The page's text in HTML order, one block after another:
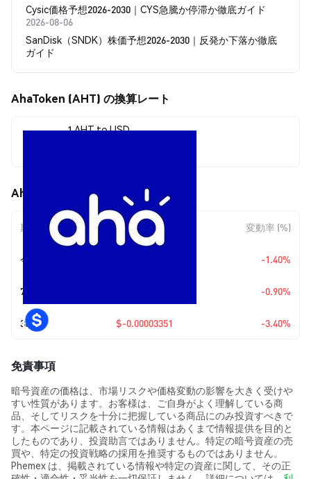
Cysic価格予想2026-2030｜CYS急騰か停滞か徹底ガイド
2026-08-06
SanDisk（SNDK）株価予想2026-2030｜反発か下落か徹底
ガイド
AhaToken (AHT) の換算レート
1 AHT to USD
AhaToken (AHT) の価格変動
期間 金額変動 変動率 (%)
今日 -1.40%
7日 -0.90%
30日 $-0.00003351 -3.40%
免責事項
暗号資産の価格は、市場リスクや価格変動の影響を大きく受けや
すい性質があります。お客様は、ご自身がよく理解している商
品、そしてリスクを十分に把握している商品にのみ投資すべきで
す。本ページに記載されている情報はあくまで情報提供を目的と
したものであり、投資助言ではありません。特定の暗号資産の売
買や、特定の投資戦略の採用を推奨するものではありません。
Phemex は、掲載されている情報や特定の資産に関して、その正